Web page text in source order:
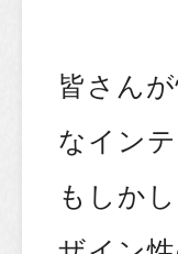
皆さん
なイン
もしか